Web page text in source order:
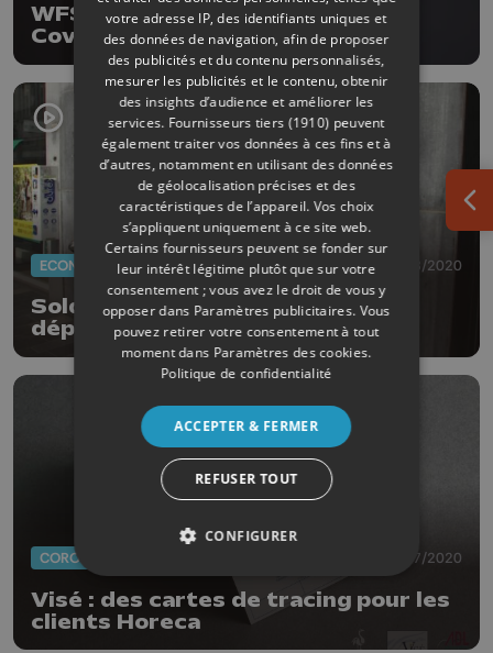
WFS Belgium à Liège : certifié
Covid-19 Safe Zone
ECONOMIE 03/08/2020
Soldes: - 40 % sur la clientèle, un
départ manqué
29/07/2020
Visé : des cartes de tracing pour les
clients Horeca
votre adresse IP, des identifiants uniques et
des données de navigation, afin de proposer
des publicités et du contenu personnalisés,
mesurer les publicités et le contenu, obtenir
des insights d’audience et améliorer les
services. Fournisseurs tiers (1910) peuvent
également traiter vos données à ces fins et à
d’autres, notamment en utilisant des données
de géolocalisation précises et des
caractéristiques de l’appareil. Vos choix
s’appliquent uniquement à ce site web.
Certains fournisseurs peuvent se fonder sur
leur intérêt légitime plutôt que sur votre
consentement ; vous avez le droit de vous y
opposer dans Paramètres publicitaires. Vous
pouvez retirer votre consentement à tout
moment dans Paramètres des cookies.
Politique de confidentialité
ACCEPTER & FERMER
REFUSER TOUT
CONFIGURER